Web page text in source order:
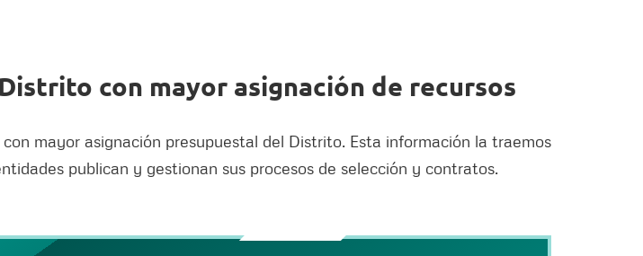
con mayor asignación de recursos
mayor asignación presupuestal del Distrito. Esta información la traemos
publican y gestionan sus procesos de selección y contratos.